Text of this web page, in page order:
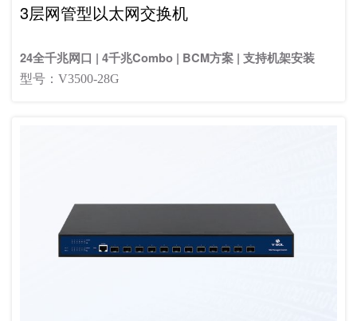
3层网管型以太网交换机
24全千兆网口 | 4千兆Combo | BCM方案 | 支持机架安装
型号：V3500-28G